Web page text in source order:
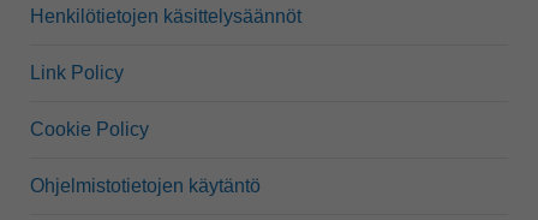
Henkilötietojen käsittelysäännöt
Link Policy
Cookie Policy
Ohjelmistotietojen käytäntö